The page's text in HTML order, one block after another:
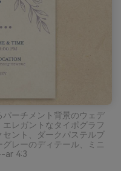
ーチメント背景のウェデ
レガントなタイポグラフ
セント、ダークパステルブ
レーのディテール、ミニ
ar 4:3